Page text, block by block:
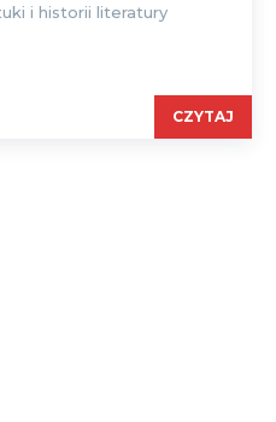
i historii literatury
CZYTAJ